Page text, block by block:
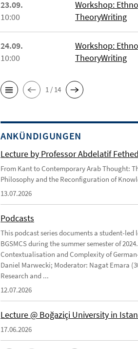
23.09.
10:00
Workshop:
TheoryWriting
24.09.
10:00
Workshop:
TheoryWriting
1 / 14
ANKÜNDIGUNGEN
Lecture by Professor Abdelatif
From Kant to Contemporary Arab Thought:
Philosophy and the Reconfiguration of
13.07.2026
Podcasts
This podcast series documents a student-led
BGSMCS during the summer semester of
Contextualisation and Complexity of
Daniel Marwecki; Moderator: Nagat Emara
Research and ...
12.07.2026
Lecture @ Boğaziçi University in
17.06.2026